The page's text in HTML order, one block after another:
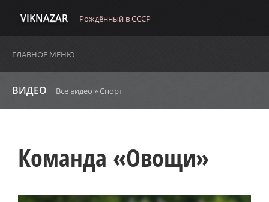
VIKNAZAR Рождённый в СССР
ГЛАВНОЕ МЕНЮ
ВИДЕО Все видео » Спорт
Команда «Овощи»